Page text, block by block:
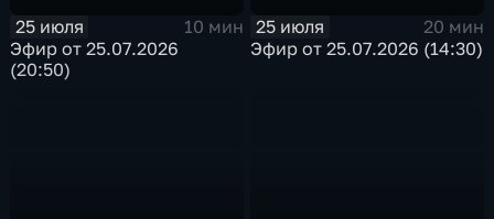
25 июля
10 мин
Эфир от 25.07.2026
(20:50)
25 июля
20 мин
Эфир от 25.07.2026 (14:30)